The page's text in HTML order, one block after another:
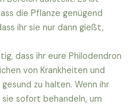
die Pflanze genügend
ihr sie nur dann gießt,
dass ihr eure Philodendron
von Krankheiten und
zu halten. Wenn ihr
sofort behandeln, um